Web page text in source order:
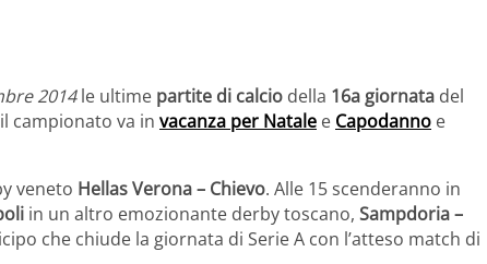
2014le ultime partite di calcio della 16a giornata del
campionato va in vacanza per Natale e Capodanno e
veneto Hellas Verona – Chievo. Alle 15 scenderanno in
in un altro emozionante derby toscano, Sampdoria –
che chiude la giornata di Serie A con l’atteso match di